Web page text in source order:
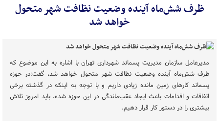
ظرف شش‌ماه آینده وضعیت نظافت شهر متحول
خواهد شد
مدیرعامل سازمان مدیریت پسماند شهرداری تهران با اشاره به این موضوع که
ظرف شش‌ماه آینده وضعیت نظافت شهر متحول خواهد شد، گفت:در حوزه
پسماند کارهای زمین مانده زیادی داریم و با توجه به اینکه در گذشته برخی
اتفاقات و اقدامات باعث ایجاد عقب‌ماندگی در این حوزه شده، باید امروز تلاش
بیشتری را در دستور کار قرار دهیم.